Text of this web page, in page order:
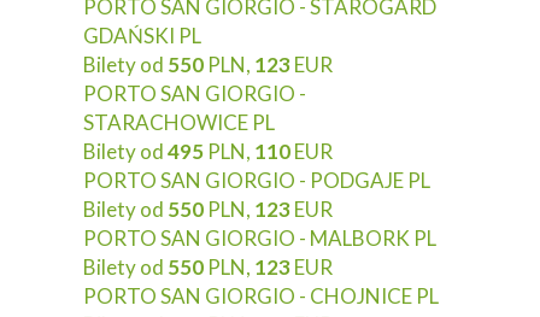
PORTO SAN GIORGIO - STAROGARD
GDAŃSKI PL
Bilety od 550 PLN, 123EUR
PORTO SAN GIORGIO -
STARACHOWICE PL
Bilety od495 PLN, 110EUR
PORTO SAN GIORGIO - PODGAJE PL
Bilety od 550 PLN, 123EUR
PORTO SAN GIORGIO - MALBORK PL
Bilety od 550 PLN, 123EUR
PORTO SAN GIORGIO - CHOJNICE PL